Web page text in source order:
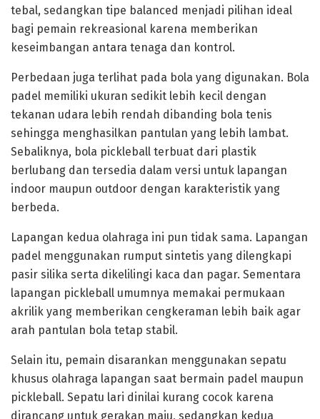
tebal, sedangkan tipe balanced menjadi pilihan ideal
bagi pemain rekreasional karena memberikan
keseimbangan antara tenaga dan kontrol.
Perbedaan juga terlihat pada bola yang digunakan. Bola
padel memiliki ukuran sedikit lebih kecil dengan
tekanan udara lebih rendah dibanding bola tenis
sehingga menghasilkan pantulan yang lebih lambat.
Sebaliknya, bola pickleball terbuat dari plastik
berlubang dan tersedia dalam versi untuk lapangan
indoor maupun outdoor dengan karakteristik yang
berbeda.
Lapangan kedua olahraga ini pun tidak sama. Lapangan
padel menggunakan rumput sintetis yang dilengkapi
pasir silika serta dikelilingi kaca dan pagar. Sementara
lapangan pickleball umumnya memakai permukaan
akrilik yang memberikan cengkeraman lebih baik agar
arah pantulan bola tetap stabil.
Selain itu, pemain disarankan menggunakan sepatu
khusus olahraga lapangan saat bermain padel maupun
pickleball. Sepatu lari dinilai kurang cocok karena
dirancang untuk gerakan maju, sedangkan kedua